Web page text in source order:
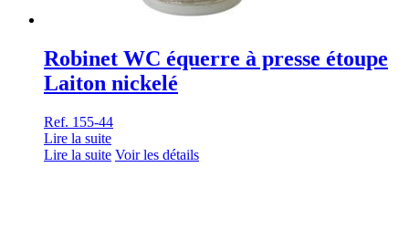
Robinet WC équerre à presse étoupe
Laiton nickelé
Ref. 155-44
Lire la suite
Lire la suite Voir les détails